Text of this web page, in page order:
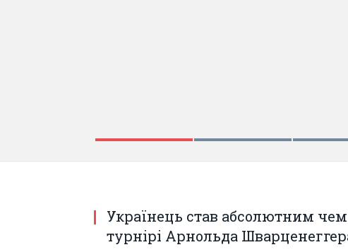
Українець став абсолютним
турнірі Арнольда